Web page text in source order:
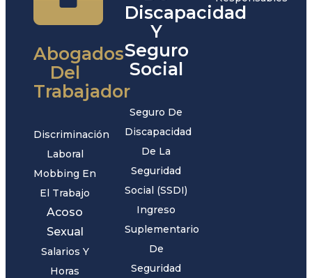
Abogados
Del
Trabajador
Discriminación
Laboral
Mobbing En
El Trabajo
Acoso
Sexual
Salarios Y
Horas
Discapacidad
Y
Seguro
Social
Seguro De
Discapacidad
De La
Seguridad
Social (SSDI)
Ingreso
Suplementario
De
Seguridad